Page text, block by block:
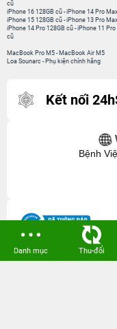
cũ
iPhone 16 128GB cũ -iPhone 14 Pro
iPhone 15 128GB cũ -iPhone 13 Pro
iPhone 14 Pro 128GB cũ -iPhone 11 Pro
cũ
MacBook Pro M5 - MacBook Air M5
Loa Sounarc - Phụ kiện chính hãng
Kết nối
Bệnh
Danh mục Thu-đổi